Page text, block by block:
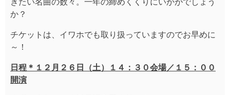
か？
チケットは、イワホでも取り扱っていますのでお早めに
～！
日程＊１２月２６日（土）１４：３０会場／１５：００
開演